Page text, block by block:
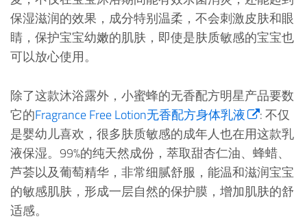
保湿滋润的效果，成分特别温柔，不会刺激皮肤和眼
睛，保护宝宝幼嫩的肌肤，即使是肤质敏感的宝宝也
可以放心使用。
除了这款沐浴露外，小蜜蜂的无香配方明星产品要数
它的Fragrance Free Lotion无香配方身体乳液
: 不仅
是婴幼儿喜欢，很多肤质敏感的成年人也在用这款乳
液保湿。99%的纯天然成份，萃取甜杏仁油、蜂蜡、
芦荟以及葡萄精华，非常细腻舒服，能温和滋润宝宝
的敏感肌肤，形成一层自然的保护膜，增加肌肤的舒
适感。